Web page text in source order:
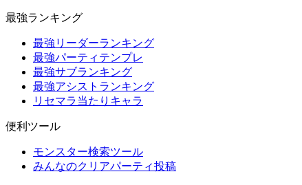
最強ランキング
最強リーダーランキング
最強パーティテンプレ
最強サブランキング
最強アシストランキング
リセマラ当たりキャラ
便利ツール
モンスター検索ツール
みんなのクリアパーティ投稿